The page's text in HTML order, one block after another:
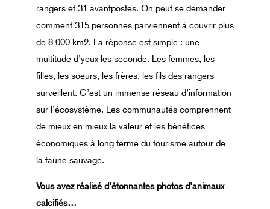
rangers et 31 avantpostes. On peut se demander
comment 315 personnes parviennent à couvrir plus
de 8 000 km2. La réponse est simple : une
multitude d’yeux les seconde. Les femmes, les
filles, les soeurs, les frères, les fils des rangers
surveillent. C’est un immense réseau d’information
sur l’écosystème. Les communautés comprennent
de mieux en mieux la valeur et les bénéfices
économiques à long terme du tourisme autour de
la faune sauvage.
Vous avez réalisé d’étonnantes photos d’animaux
calcifiés…